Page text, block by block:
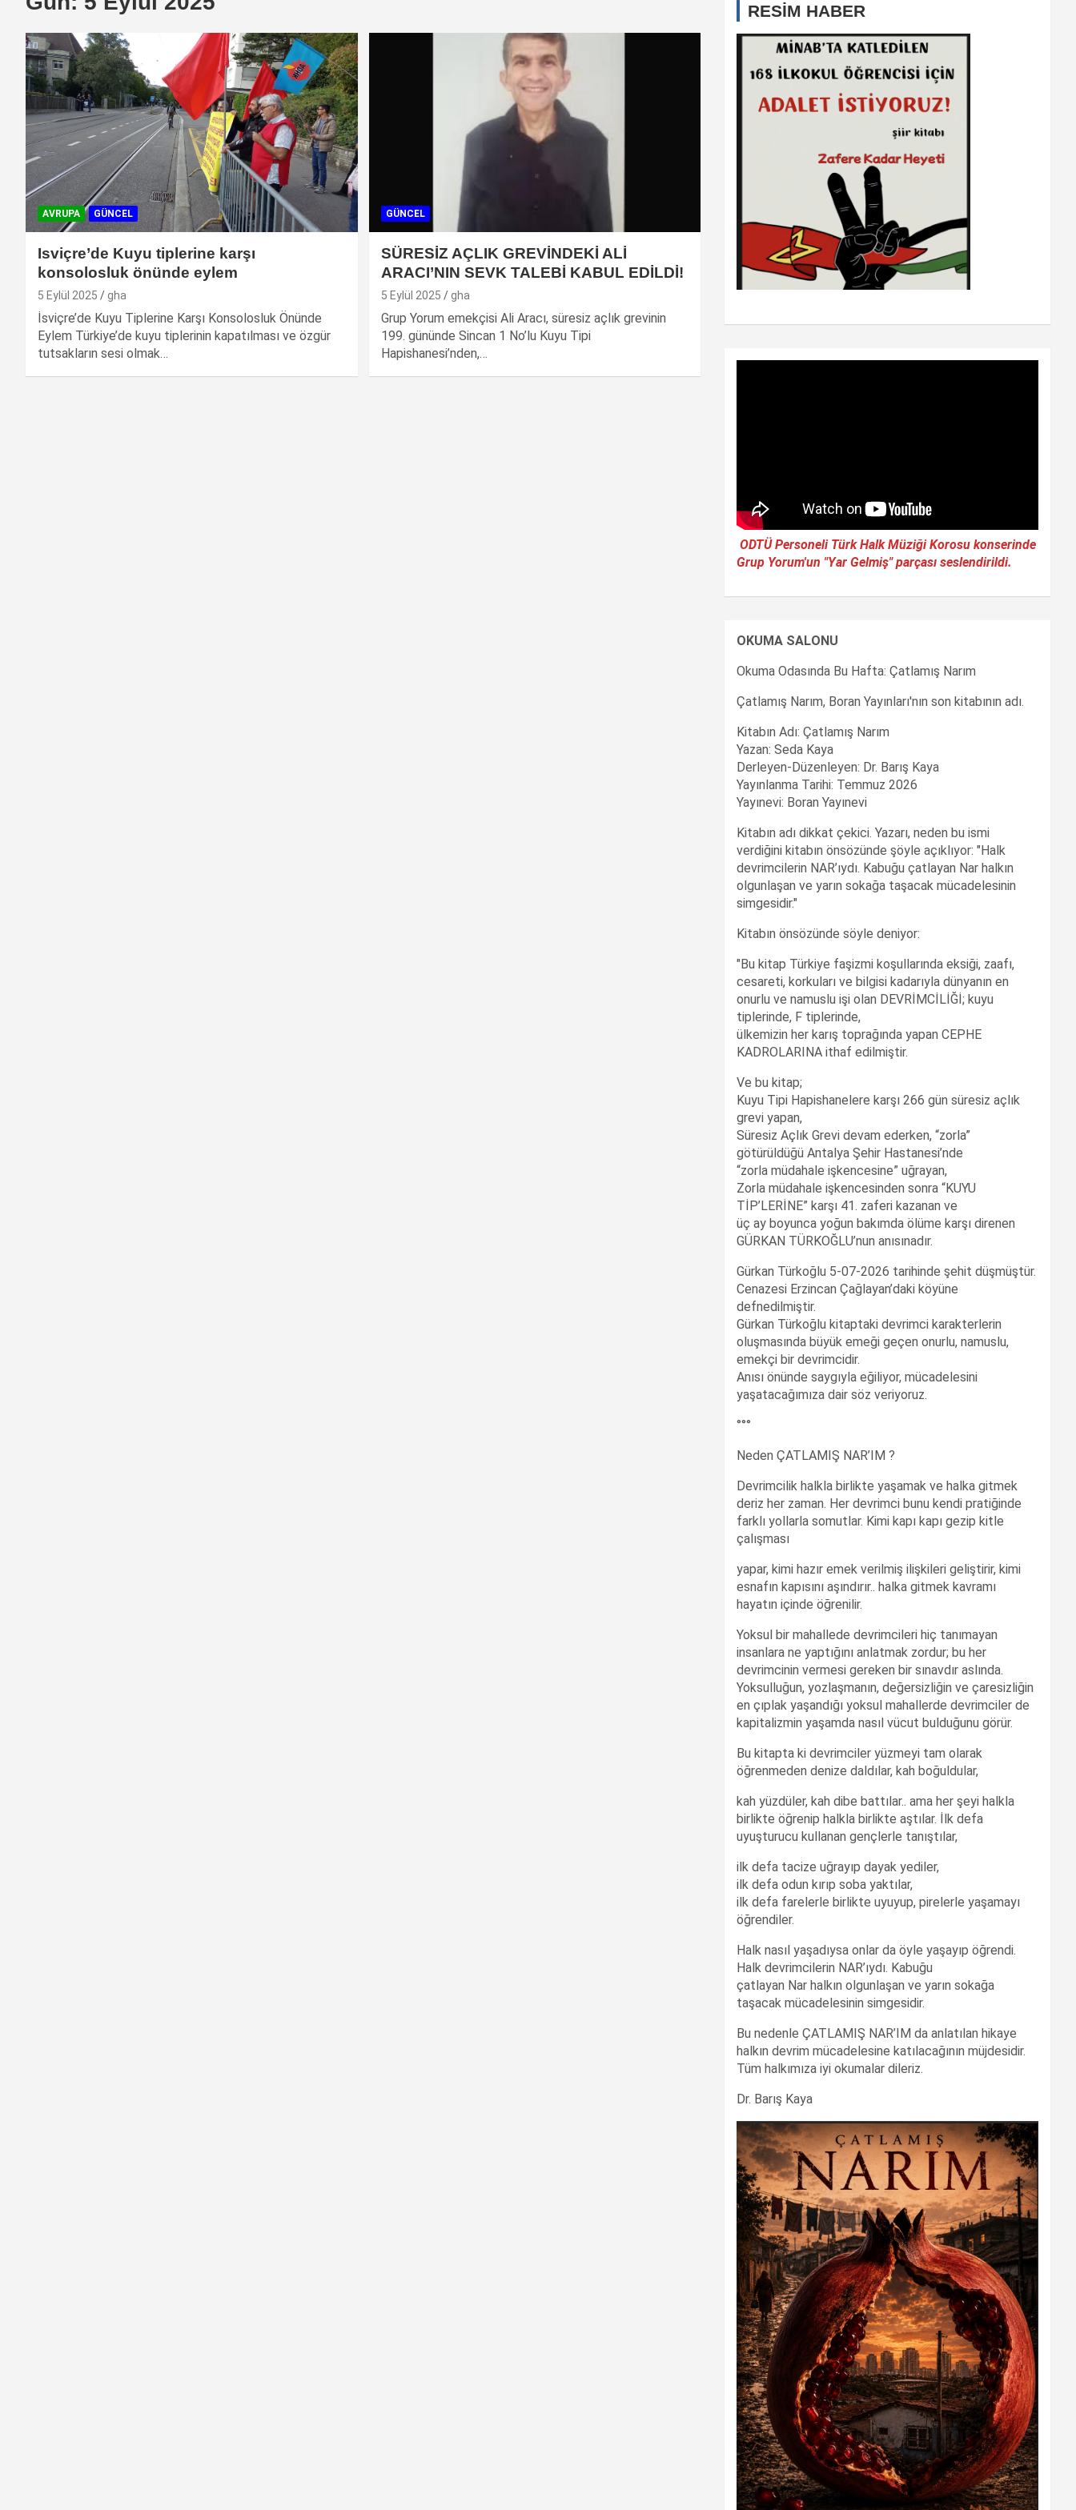
AVRUPA GÜNCEL
Isviçre’de Kuyu tiplerine karşı
konsolosluk önünde eylem
5 Eylül 2025 gha
İsviçre’de Kuyu Tiplerine Karşı Konsolosluk Önünde
Eylem Türkiye’de kuyu tiplerinin kapatılması ve özgür
tutsakların sesi olmak…
GÜNCEL
SÜRESİZ AÇLIK GREVİNDEKİ ALİ
ARACI’NIN SEVK TALEBİ KABUL EDİLDİ!
5 Eylül 2025 gha
Grup Yorum emekçisi Ali Aracı, süresiz açlık grevinin
199. gününde Sincan 1 No’lu Kuyu Tipi
Hapishanesi’nden,…
RESİM HABER
ODTÜ Personeli Türk Halk Müziği Korosu konserinde
Grup Yorum'un "Yar Gelmiş" parçası seslendirildi.
OKUMA SALONU
Okuma Odasında Bu Hafta: Çatlamış Narım
Çatlamış Narım, Boran Yayınları'nın son kitabının adı.
Kitabın Adı: Çatlamış Narım
Yazan: Seda Kaya
Derleyen-Düzenleyen: Dr. Barış Kaya
Yayınlanma Tarihi: Temmuz 2026
Yayınevi: Boran Yayınevi
Kitabın adı dikkat çekici. Yazarı, neden bu ismi
verdiğini kitabın önsözünde şöyle açıklıyor: "Halk
devrimcilerin NAR’ıydı. Kabuğu çatlayan Nar halkın
olgunlaşan ve yarın sokağa taşacak mücadelesinin
simgesidir."
Kitabın önsözünde söyle deniyor:
"Bu kitap Türkiye faşizmi koşullarında eksiği, zaafı,
cesareti, korkuları ve bilgisi kadarıyla dünyanın en
onurlu ve namuslu işi olan DEVRİMCİLİĞİ; kuyu
tiplerinde, F tiplerinde,
ülkemizin her karış toprağında yapan CEPHE
KADROLARINA ithaf edilmiştir.
Ve bu kitap;
Kuyu Tipi Hapishanelere karşı 266 gün süresiz açlık
grevi yapan,
Süresiz Açlık Grevi devam ederken, “zorla”
götürüldüğü Antalya Şehir Hastanesi’nde
“zorla müdahale işkencesine” uğrayan,
Zorla müdahale işkencesinden sonra “KUYU
TİP’LERİNE” karşı 41. zaferi kazanan ve
üç ay boyunca yoğun bakımda ölüme karşı direnen
GÜRKAN TÜRKOĞLU’nun anısınadır.
Gürkan Türkoğlu 5-07-2026 tarihinde şehit düşmüştür.
Cenazesi Erzincan Çağlayan’daki köyüne
defnedilmiştir.
Gürkan Türkoğlu kitaptaki devrimci karakterlerin
oluşmasında büyük emeği geçen onurlu, namuslu,
emekçi bir devrimcidir.
Anısı önünde saygıyla eğiliyor, mücadelesini
yaşatacağımıza dair söz veriyoruz.
°°°
Neden ÇATLAMIŞ NAR’IM ?
Devrimcilik halkla birlikte yaşamak ve halka gitmek
deriz her zaman. Her devrimci bunu kendi pratiğinde
farklı yollarla somutlar. Kimi kapı kapı gezip kitle
çalışması
yapar, kimi hazır emek verilmiş ilişkileri geliştirir, kimi
esnafın kapısını aşındırır.. halka gitmek kavramı
hayatın içinde öğrenilir.
Yoksul bir mahallede devrimcileri hiç tanımayan
insanlara ne yaptığını anlatmak zordur; bu her
devrimcinin vermesi gereken bir sınavdır aslında.
Yoksulluğun, yozlaşmanın, değersizliğin ve çaresizliğin
en çıplak yaşandığı yoksul mahallerde devrimciler de
kapitalizmin yaşamda nasıl vücut bulduğunu görür.
Bu kitapta ki devrimciler yüzmeyi tam olarak
öğrenmeden denize daldılar, kah boğuldular,
kah yüzdüler, kah dibe battılar.. ama her şeyi halkla
birlikte öğrenip halkla birlikte aştılar. İlk defa
uyuşturucu kullanan gençlerle tanıştılar,
ilk defa tacize uğrayıp dayak yediler,
ilk defa odun kırıp soba yaktılar,
ilk defa farelerle birlikte uyuyup, pirelerle yaşamayı
öğrendiler.
Halk nasıl yaşadıysa onlar da öyle yaşayıp öğrendi.
Halk devrimcilerin NAR’ıydı. Kabuğu
çatlayan Nar halkın olgunlaşan ve yarın sokağa
taşacak mücadelesinin simgesidir.
Bu nedenle ÇATLAMIŞ NAR’IM da anlatılan hikaye
halkın devrim mücadelesine katılacağının müjdesidir.
Tüm halkımıza iyi okumalar dileriz.
Dr. Barış Kaya